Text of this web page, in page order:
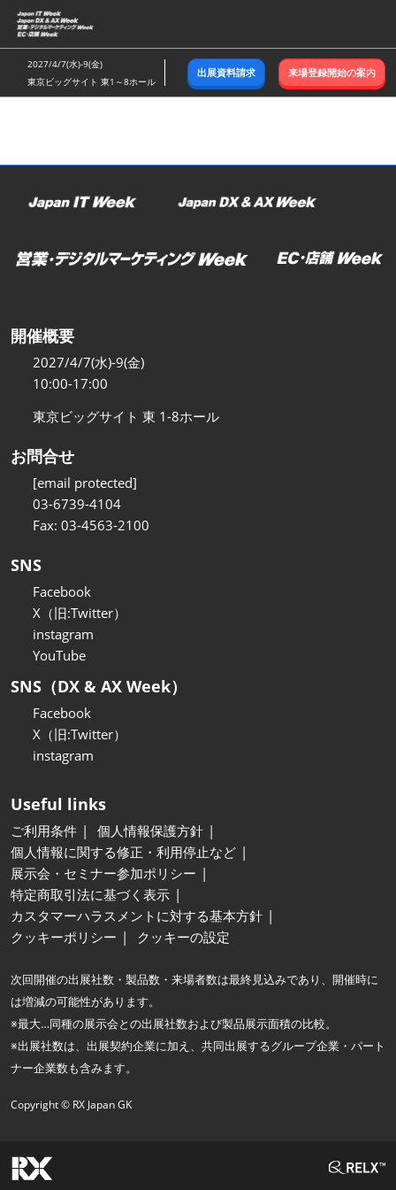
ス
キ
ッ
し
む
2027/4/7(水)-9(金)
東京ビッグサイト 東1～8ホール
出展資料請求 来場登録開始の案内
開催概要
2027/4/7(水)-9(金)
10:00-17:00
東京ビッグサイト 東 1-8ホール
お問合せ
[email protected]
03-6739-4104
Fax: 03-4563-2100
SNS
Facebook
X（旧:Twitter）
instagram
YouTube
SNS（DX & AX Week）
Facebook
X（旧:Twitter）
instagram
Useful links
ご利用条件
個人情報保護方針
個人情報に関する修正・利用停止など
展示会・セミナー参加ポリシー
特定商取引法に基づく表示
カスタマーハラスメントに対する基本方針
クッキーポリシー
クッキーの設定
次回開催の出展社数・製品数・来場者数は最終見込みであり、開催時に
は増減の可能性があります。
※最大…同種の展示会との出展社数および製品展示面積の比較。
※出展社数は、出展契約企業に加え、共同出展するグループ企業・パート
ナー企業数も含みます。
Copyright © RX Japan GK